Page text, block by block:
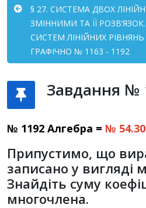
§ 27. СИСТЕМА ДВОХ
ЗМІННИМИ ТА ЇЇ
СИСТЕМ ЛІНІЙНИХ
ГРАФІЧНО № 1163 - 1192
Завдання №
№ 1192 Алгебра = № 54.30
Припустимо, що
записано у вигляді
Знайдіть суму
многочлена.